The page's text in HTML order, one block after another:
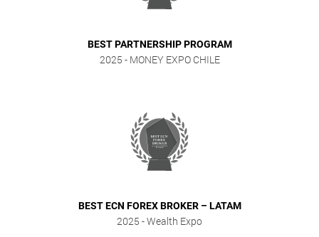
BEST PARTNERSHIP PROGRAM
2025 - MONEY EXPO CHILE
BEST ECN FOREX BROKER – LATAM
2025 - Wealth Expo